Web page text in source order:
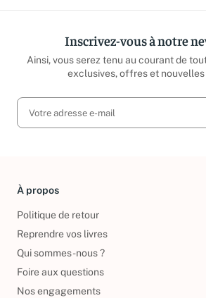
Inscrivez-vous à notre
Ainsi, vous serez tenu au courant de
exclusives, offres et nouvelles
À propos
Politique de retour
Reprendre vos livres
Qui sommes-nous ?
Foire aux questions
Nos engagements